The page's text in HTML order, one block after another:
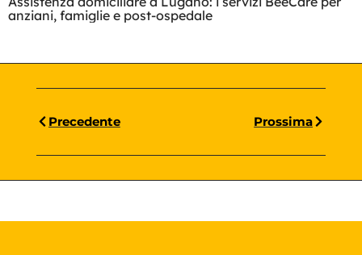
anziani, famiglie e post-ospedale
Precedente Prossima